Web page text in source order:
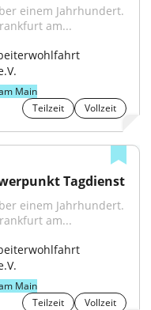
einem Jahrhundert.
am...
Main
Teilzeit
Vollzeit
Tagdienst
einem Jahrhundert.
am...
Main
Teilzeit
Vollzeit